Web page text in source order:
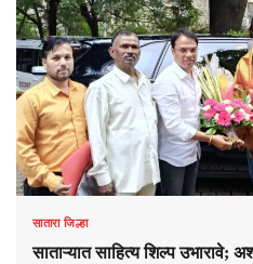
सातारा जिल्हा
साताऱ्यात साहित्य शिल्प उभारावे;